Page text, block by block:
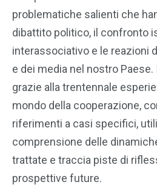
problematiche salienti che
dibattito politico, il confronto
interassociativo e le reazioni
e dei media nel nostro Paese.
grazie alla trentennale
mondo della cooperazione,
riferimenti a casi specifici,
comprensione delle
trattate e traccia piste di
prospettive future.